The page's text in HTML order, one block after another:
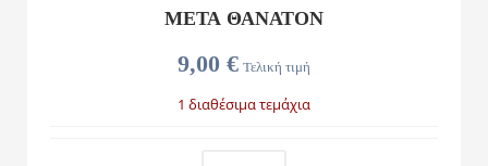
9,00 € Τελική τιμή
ΜΕΤΑ ΘΆΝΑΤΟΝ
1 διαθέσιμα τεμάχια